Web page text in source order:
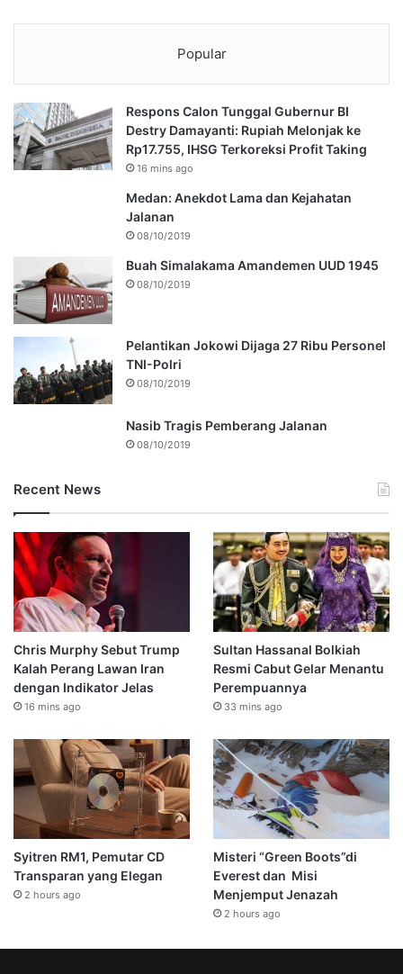
Popular
Respons Calon Tunggal Gubernur BI
Destry Damayanti: Rupiah Melonjak ke
Rp17.755, IHSG Terkoreksi Profit Taking
16 mins ago
Medan: Anekdot Lama dan Kejahatan
Jalanan
08/10/2019
Buah Simalakama Amandemen UUD 1945
08/10/2019
Pelantikan Jokowi Dijaga 27 Ribu Personel
TNI-Polri
08/10/2019
Nasib Tragis Pemberang Jalanan
08/10/2019
Recent News
Chris Murphy Sebut Trump
Kalah Perang Lawan Iran
dengan Indikator Jelas
16 mins ago
Sultan Hassanal Bolkiah
Resmi Cabut Gelar Menantu
Perempuannya
33 mins ago
Syitren RM1, Pemutar CD
Transparan yang Elegan
2 hours ago
Misteri “Green Boots”di
Everest dan Misi
Menjemput Jenazah
2 hours ago